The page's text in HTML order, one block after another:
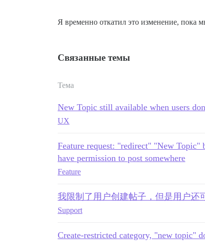
Я временно откатил это изменение,
Связанные темы
Тема
New Topic still available when users
UX
Feature request: "redirect" "New Topic"
have permission to post somewhere
Feature
我限制了用户创建帖子，但是用户还
Support
Create-restricted category, "new topic"